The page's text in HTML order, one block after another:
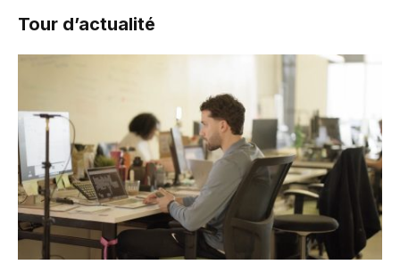
Tour d’actualité